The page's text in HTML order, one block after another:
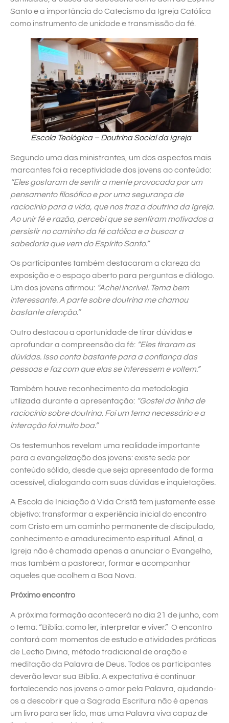
Santo e a importância do Catecismo da Igreja Católica
como instrumento de unidade e transmissão da fé.
Escola Teológica – Doutrina Social da Igreja
Segundo uma das ministrantes, um dos aspectos mais
marcantes foi a receptividade dos jovens ao conteúdo:
“Eles gostaram de sentir a mente provocada por um
pensamento filosófico e por uma segurança de
raciocínio para a vida, que nos traz a doutrina da Igreja.
Ao unir fé e razão, percebi que se sentiram motivados a
persistir no caminho da fé católica e a buscar a
sabedoria que vem do Espírito Santo.”
Os participantes também destacaram a clareza da
exposição e o espaço aberto para perguntas e diálogo.
Um dos jovens afirmou: “Achei incrível. Tema bem
interessante. A parte sobre doutrina me chamou
bastante atenção.”
Outro destacou a oportunidade de tirar dúvidas e
aprofundar a compreensão da fé: “Eles tiraram as
dúvidas. Isso conta bastante para a confiança das
pessoas e faz com que elas se interessem e voltem.”
Também houve reconhecimento da metodologia
utilizada durante a apresentação: “Gostei da linha de
raciocínio sobre doutrina. Foi um tema necessário e a
interação foi muito boa.”
Os testemunhos revelam uma realidade importante
para a evangelização dos jovens: existe sede por
conteúdo sólido, desde que seja apresentado de forma
acessível, dialogando com suas dúvidas e inquietações.
A Escola de Iniciação à Vida Cristã tem justamente esse
objetivo: transformar a experiência inicial do encontro
com Cristo em um caminho permanente de discipulado,
conhecimento e amadurecimento espiritual. Afinal, a
Igreja não é chamada apenas a anunciar o Evangelho,
mas também a pastorear, formar e acompanhar
aqueles que acolhem a Boa Nova.
Próximo encontro
A próxima formação acontecerá no dia 21 de junho, com
o tema: “Bíblia: como ler, interpretar e viver.” O encontro
contará com momentos de estudo e atividades práticas
de Lectio Divina, método tradicional de oração e
meditação da Palavra de Deus. Todos os participantes
deverão levar sua Bíblia. A expectativa é continuar
fortalecendo nos jovens o amor pela Palavra, ajudando-
os a descobrir que a Sagrada Escritura não é apenas
um livro para ser lido, mas uma Palavra viva capaz de